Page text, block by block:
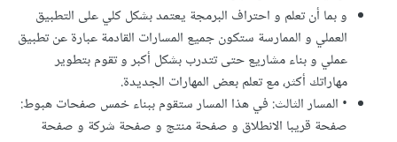
و بما أن تعلم و احتراف البرمجة يعتمد بشكل كلي على التطبيق
العملي و الممارسة ستكون جميع المسارات القادمة عبارة عن تطبيق
عملي و بناء مشاريع حتى تتدرب بشكل أكبر و تقوم بتطوير
مهاراتك أكثر، مع تعلم بعض المهارات الجديدة.
• المسار الثالث: في هذا المسار ستقوم ببناء خمس صفحات هبوط:
صفحة قريبا الانطلاق و صفحة منتج و صفحة شركة و صفحة